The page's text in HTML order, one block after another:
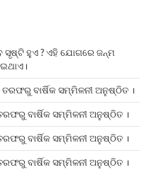
ସୃଷ୍ଟି ହୁଏ ? ଏହି ଯୋଗରେ ଜନ୍ମ
ବାର୍ଷିକ ସମ୍ମିଳନୀ ଅନୁଷ୍ଠିତ ।
ବାର୍ଷିକ ସମ୍ମିଳନୀ ଅନୁଷ୍ଠିତ ।
ବାର୍ଷିକ ସମ୍ମିଳନୀ ଅନୁଷ୍ଠିତ ।
ବାର୍ଷିକ ସମ୍ମିଳନୀ ଅନୁଷ୍ଠିତ ।